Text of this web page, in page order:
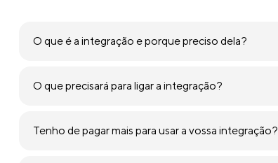
O que é a integração e porque preciso dela?
O que precisará para ligar a integração?
Tenho de pagar mais para usar a vossa integração?